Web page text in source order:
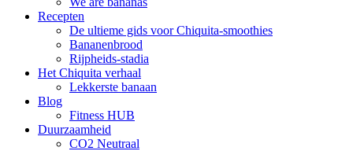
Recepten
De ultieme gids voor Chiquita-smoothies
Bananenbrood
Rijpheids-stadia
Het Chiquita verhaal
Lekkerste banaan
Blog
Fitness HUB
Duurzaamheid
CO2 Neutraal